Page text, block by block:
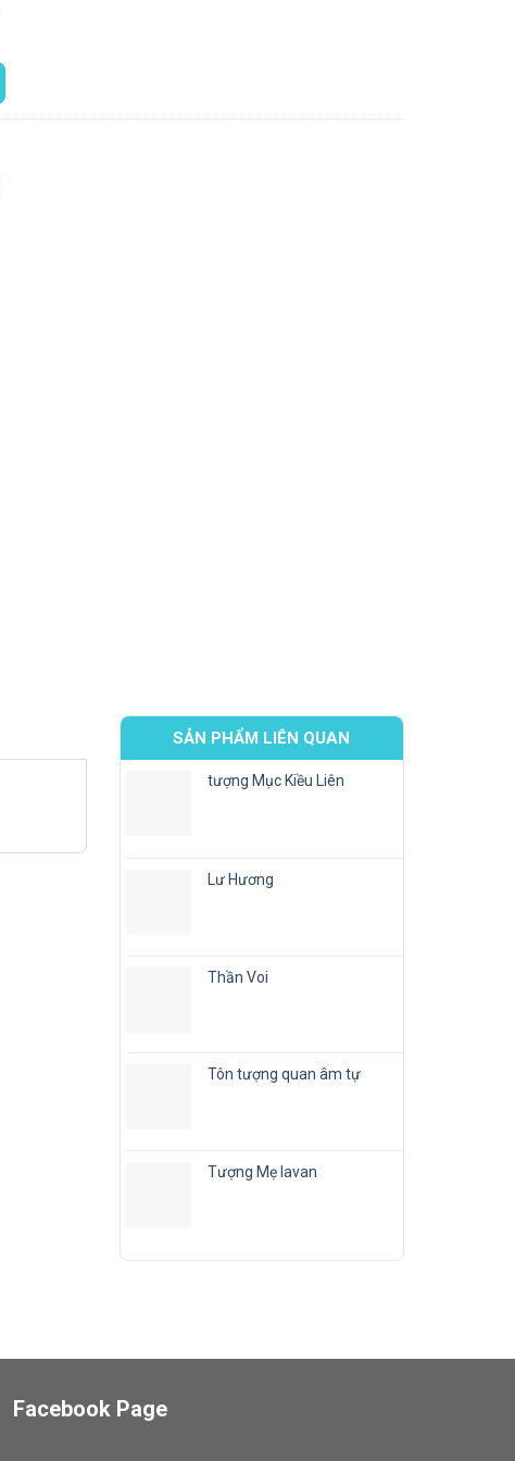
SẢN PHẨM LIÊN QUAN
tượng Mục Kiều Liên
Lư Hương
Thần Voi
Tôn tượng quan âm tự
Tượng Mẹ lavan
Facebook Page